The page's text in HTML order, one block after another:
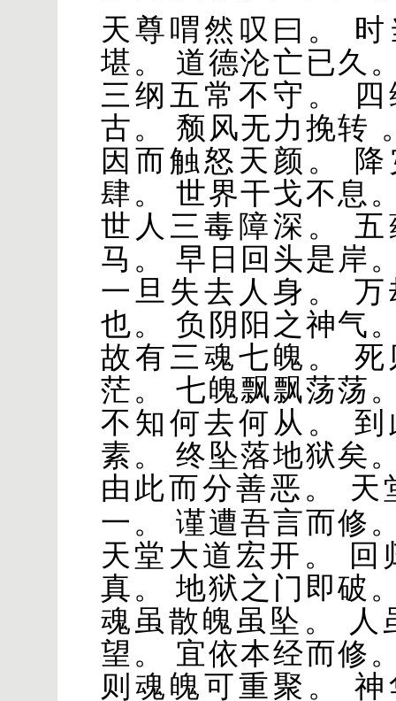
天尊喟然叹曰。
堪。 道德沦亡已久
三纲五常不守。
古。 颓风无力挽转
因而触怒天颜。
肆。 世界干戈不息
世人三毒障深。
马。 早日回头是岸
一旦失去人身。
也。 负阴阳之神气
故有三魂七魄。
茫。 七魄飘飘荡荡
不知何去何从。
素。 终坠落地狱矣
由此而分善恶。 天
一。 谨遭吾言而修
天堂大道宏开。
真。 地狱之门即破
魂虽散魄虽坠。 人
望。 宜依本经而修
则魂魄可重聚。